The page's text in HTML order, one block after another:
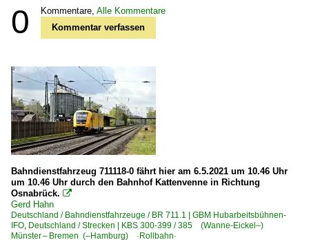
0 Kommentare, Alle Kommentare
Kommentar verfassen
Bahndienstfahrzeug 711118-0 fährt hier am 6.5.2021 um 10.46 Uhr
um 10.46 Uhr durch den Bahnhof Kattenvenne in Richtung
Osnabrück. 
Gerd Hahn
Deutschland / Bahndienstfahrzeuge / BR 711.1 | GBM Hubarbeitsbühnen-
IFO Deutschland / Strecken | KBS 300-399 / 385 (Wanne-Eickel–)
Münster – Bremen (–Hamburg) ·Rollbahn·